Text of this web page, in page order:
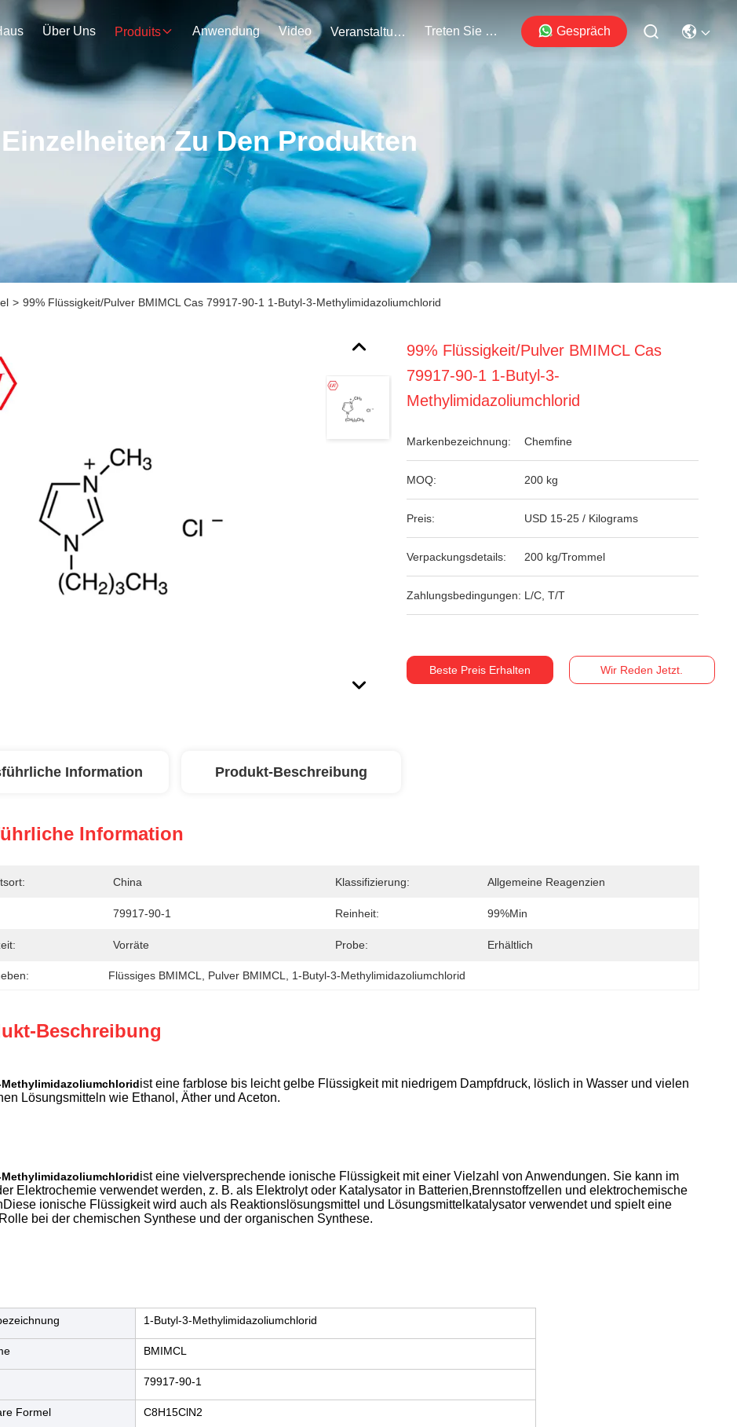
Über Uns Produits Anwendung Video Veranstaltungen Treten Sie Mit Uns In Verbindung Gespräch
Einzelheiten Zu Den Produkten
> 99% Flüssigkeit/Pulver BMIMCL Cas 79917-90-1 1-Butyl-3-Methylimidazoliumchlorid
99% Flüssigkeit/Pulver BMIMCL Cas
79917-90-1 1-Butyl-3-
Methylimidazoliumchlorid
Markenbezeichnung: Chemfine
MOQ: 200 kg
Preis: USD 15-25 / Kilograms
Verpackungsdetails: 200 kg/Trommel
Zahlungsbedingungen: L/C, T/T
Beste Preis Erhalten Wir Reden Jetzt.
Information Produkt-Beschreibung
Information
China Klassifizierung: Allgemeine Reagenzien
79917-90-1 Reinheit: 99%min
Vorräte Probe: Erhältlich
Flüssiges BMIMCL Pulver BMIMCL 1-Butyl-3-Methylimidazoliumchlorid
Beschreibung
ist eine farblose bis leicht gelbe Flüssigkeit mit niedrigem Dampfdruck, löslich in Wasser und vielen
Lösungsmitteln wie Ethanol, Äther und Aceton.
ist eine vielversprechende ionische Flüssigkeit mit einer Vielzahl von Anwendungen. Sie kann im
Elektrochemie verwendet werden, z. B. als Elektrolyt oder Katalysator in Batterien,Brennstoffzellen und elektrochemische
ionische Flüssigkeit wird auch als Reaktionslösungsmittel und Lösungsmittelkatalysator verwendet und spielt eine
bei der chemischen Synthese und der organischen Synthese.
1-Butyl-3-Methylimidazoliumchlorid
BMIMCL
79917-90-1
Formel C8H15ClN2